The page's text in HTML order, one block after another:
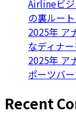
Airlineビ
の裏ルート
2025年 ア
なディナ
2025年 ア
ポーツバ
Recent